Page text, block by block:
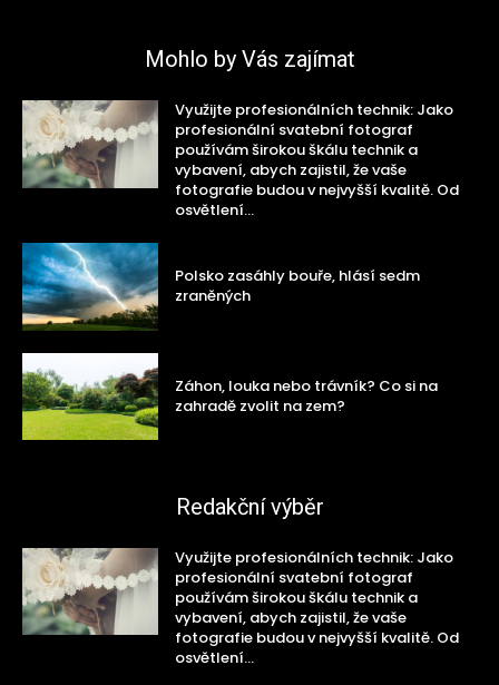
Mohlo by Vás zajímat
Využijte profesionálních technik: Jako
profesionální svatební fotograf
používám širokou škálu technik a
vybavení, abych zajistil, že vaše
fotografie budou v nejvyšší kvalitě. Od
osvětlení...
Polsko zasáhly bouře, hlásí sedm
zraněných
Záhon, louka nebo trávník? Co si na
zahradě zvolit na zem?
Redakční výběr
Využijte profesionálních technik: Jako
profesionální svatební fotograf
používám širokou škálu technik a
vybavení, abych zajistil, že vaše
fotografie budou v nejvyšší kvalitě. Od
osvětlení...